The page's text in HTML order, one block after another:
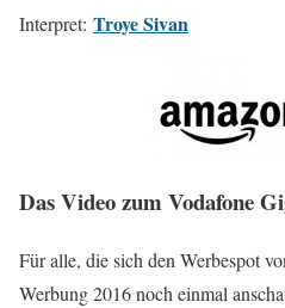
Interpret: Troye Sivan
Das Video zum Vodafone
Für alle, die sich den Werbespot
Werbung 2016 noch einmal